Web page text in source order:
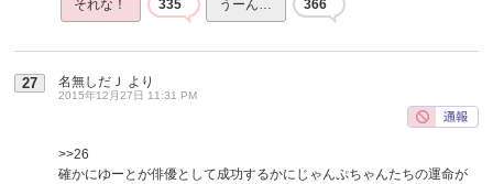
それな！ 335 うーん… 366
27 名無しだＪ より
2015年12月27日 11:31 PM
>>26
確かにゆーとが俳優として成功するかにじゃんぷちゃんたちの運命が